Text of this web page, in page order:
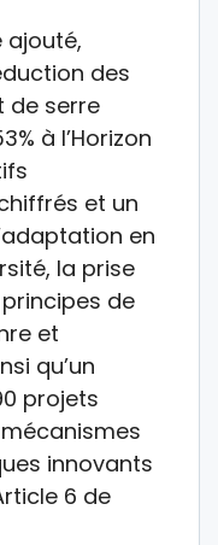
ajouté,
des
de serre
à l’Horizon
et un
en
la prise
de
et
qu’un
projets
innovants
6 de